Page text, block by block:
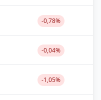
-0,78%
-0,04%
-1,05%